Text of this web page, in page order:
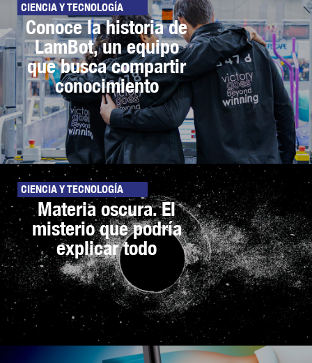
CIENCIA Y TECNOLOGÍA
Conoce la historia de
LamBot, un equipo
que busca compartir
conocimiento
CIENCIA Y TECNOLOGÍA
Materia oscura. El
misterio que podría
explicar todo